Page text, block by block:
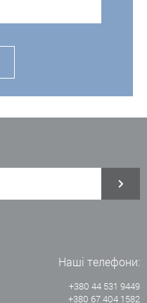
Наші телефони:
+380 44 531 9449
+380 67 404 1582